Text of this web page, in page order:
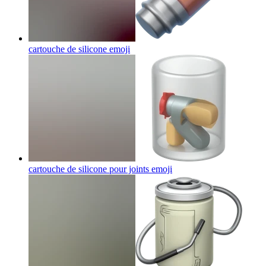
cartouche de silicone emoji
cartouche de silicone pour joints emoji